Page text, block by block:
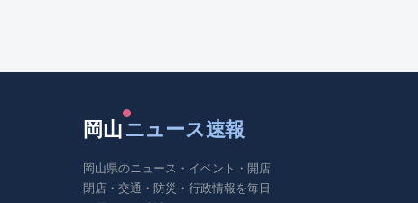
岡山ニュース速報
岡山県のニュース・イベント・開店
閉店・交通・防災・行政情報を毎日